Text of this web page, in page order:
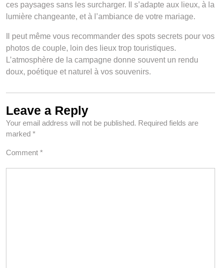
ces paysages sans les surcharger. Il s’adapte aux lieux, à la
lumière changeante, et à l’ambiance de votre mariage.
Il peut même vous recommander des spots secrets pour vos
photos de couple, loin des lieux trop touristiques.
L’atmosphère de la campagne donne souvent un rendu
doux, poétique et naturel à vos souvenirs.
Leave a Reply
Your email address will not be published. Required fields are
marked *
Comment *